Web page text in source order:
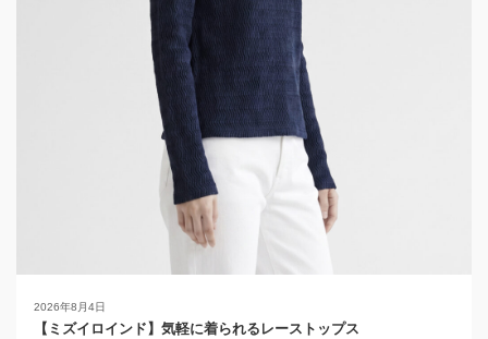
2026年8月4日
【ミズイロインド】気軽に着られるレーストップス